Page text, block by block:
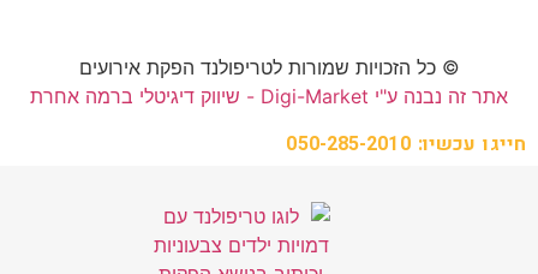
© כל הזכויות שמורות לטריפולנד הפקת אירועים
אתר זה נבנה ע"י Digi-Market - שיווק דיגיטלי ברמה אחרת
חייגו עכשיו: 050-285-2010